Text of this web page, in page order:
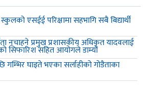
एसईई परिक्षामा सहभागि सबै बिद्यार्थी
नचाहने प्रमुख प्रशासकीय अधिकृत यादवलाई
सिफारिश सहित आयोगले डाम्यो
गम्भिर घाइते भएका सर्लाहीको गोडैताका